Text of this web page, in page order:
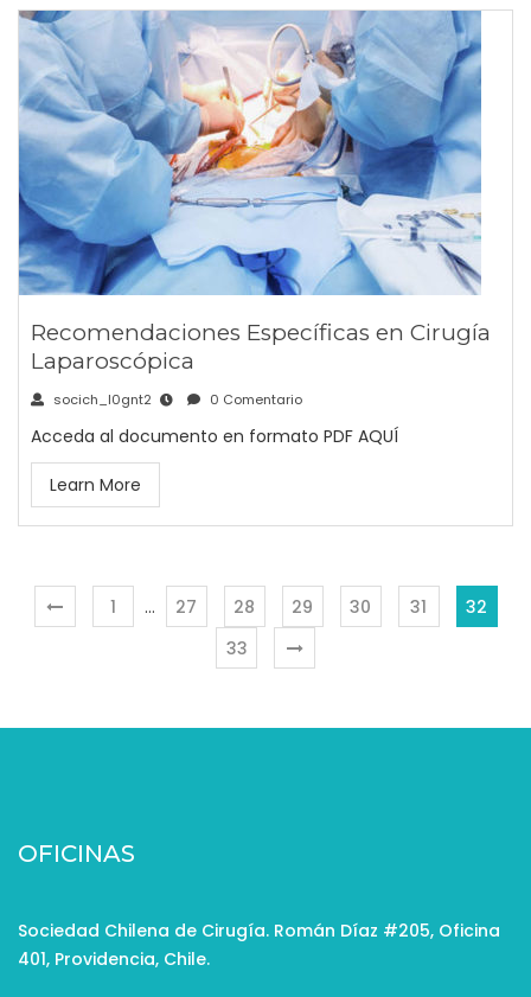
Recomendaciones Específicas en Cirugía
Laparoscópica
socich_l0gnt2 0 Comentario
Acceda al documento en formato PDF AQUÍ
Learn More
1 … 27 28 29 30 31
32
33
OFICINAS
Sociedad Chilena de Cirugía. Román Díaz #205, Oficina
401, Providencia, Chile.